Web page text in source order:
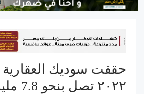
حققت سوديك العقارية
٢٠٢٢ تصل بنحو 7.8 مليار جنيه